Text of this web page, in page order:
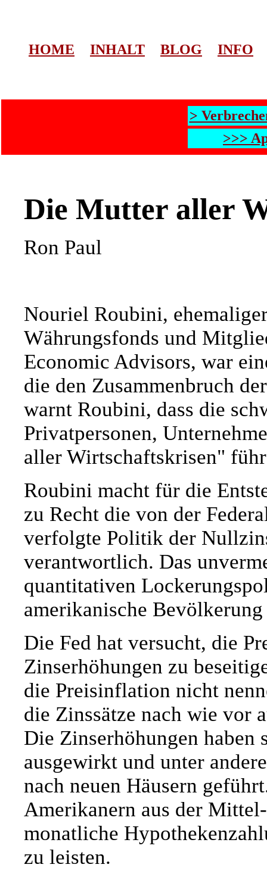
HOME INHALT BLOG INFO
>
>>>
Die Mutter aller
Ron Paul
Nouriel Roubini,
Währungsfonds und
Economic Advisors, war
die den Zusammenbruch
warnt Roubini, dass die
Privatpersonen,
aller Wirtschaftskrisen"
Roubini macht für die
zu Recht die von der
verfolgte Politik der
verantwortlich. Das
quantitativen
amerikanische
Die Fed hat versucht, die
Zinserhöhungen zu
die Preisinflation nicht
die Zinssätze nach wie vor
Die Zinserhöhungen
ausgewirkt und unter
nach neuen Häusern
Amerikanern aus der
monatliche
zu leisten.